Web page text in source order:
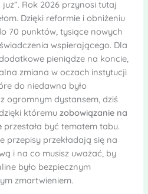
Rok 2026 przynosi tutaj
Dzięki reformie i obniżeniu
70 punktów, tysiące nowych
wspierającego. Dla
pieniądze na koncie,
zmiana w oczach instytucji
do niedawna było
ogromnym dystansem, dziś
któremu zobowiązanie na
przestała być tematem tabu.
przepisy przekładają się na
i na co musisz uważać, by
było bezpiecznym
zmartwieniem.